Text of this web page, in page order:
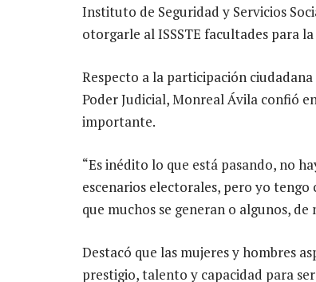
Instituto de Seguridad y Servicios
otorgarle al ISSSTE facultades para
Respecto a la participación
Poder Judicial, Monreal Ávila confió
importante.
“Es inédito lo que está pasando, no
escenarios electorales, pero yo
que muchos se generan o algunos,
Destacó que las mujeres y hombres
prestigio, talento y capacidad para